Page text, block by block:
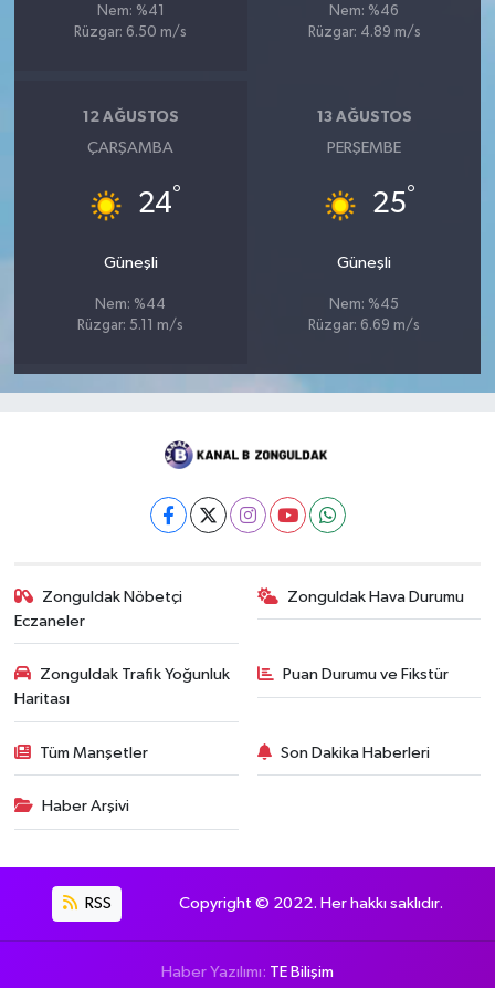
Nem: %41
Rüzgar: 6.50 m/s
Nem: %46
Rüzgar: 4.89 m/s
12 AĞUSTOS
ÇARŞAMBA
24°
Güneşli
Nem: %44
Rüzgar: 5.11 m/s
13 AĞUSTOS
PERŞEMBE
25°
Güneşli
Nem: %45
Rüzgar: 6.69 m/s
Zonguldak Nöbetçi
Eczaneler
Zonguldak Hava Durumu
Zonguldak Trafik Yoğunluk
Haritası
Puan Durumu ve Fikstür
Tüm Manşetler Son Dakika Haberleri
Haber Arşivi
RSS Copyright © 2022. Her hakkı saklıdır.
Haber Yazılımı: TE Bilişim